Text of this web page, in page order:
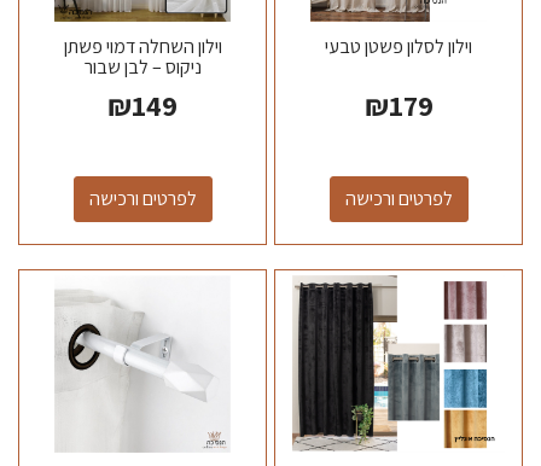
וילון לסלון פשטן טבעי
₪179
לפרטים ורכישה
וילון השחלה דמוי פשתן
ניקוס – לבן שבור
₪149
לפרטים ורכישה